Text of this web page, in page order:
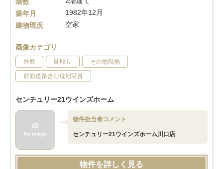
築年月
1982年12月
建物現況
空家
画像カテゴリ
外観 間取り その他現地
前面道路含む現地写真
センチュリー21ウインズホーム
物件担当者コメント
センチュリー21ウインズホーム川口店
物件を詳しく見る